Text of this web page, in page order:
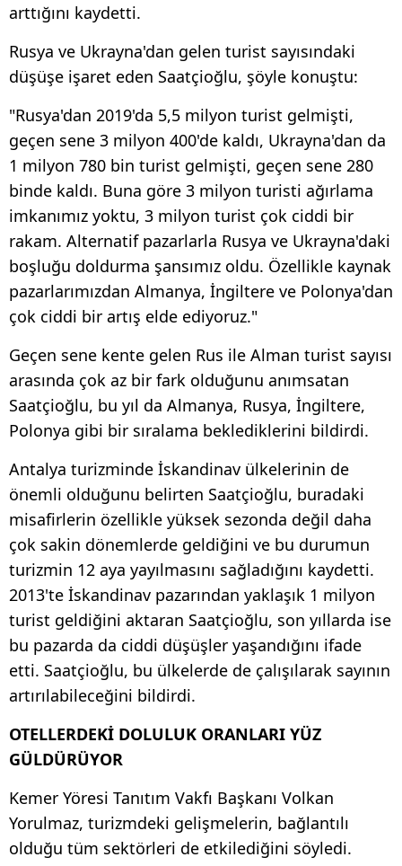
arttığını kaydetti.
Rusya ve Ukrayna'dan gelen turist sayısındaki
düşüşe işaret eden Saatçioğlu, şöyle konuştu:
"Rusya'dan 2019'da 5,5 milyon turist gelmişti,
geçen sene 3 milyon 400'de kaldı, Ukrayna'dan da
1 milyon 780 bin turist gelmişti, geçen sene 280
binde kaldı. Buna göre 3 milyon turisti ağırlama
imkanımız yoktu, 3 milyon turist çok ciddi bir
rakam. Alternatif pazarlarla Rusya ve Ukrayna'daki
boşluğu doldurma şansımız oldu. Özellikle kaynak
pazarlarımızdan Almanya, İngiltere ve Polonya'dan
çok ciddi bir artış elde ediyoruz."
Geçen sene kente gelen Rus ile Alman turist sayısı
arasında çok az bir fark olduğunu anımsatan
Saatçioğlu, bu yıl da Almanya, Rusya, İngiltere,
Polonya gibi bir sıralama beklediklerini bildirdi.
Antalya turizminde İskandinav ülkelerinin de
önemli olduğunu belirten Saatçioğlu, buradaki
misafirlerin özellikle yüksek sezonda değil daha
çok sakin dönemlerde geldiğini ve bu durumun
turizmin 12 aya yayılmasını sağladığını kaydetti.
2013'te İskandinav pazarından yaklaşık 1 milyon
turist geldiğini aktaran Saatçioğlu, son yıllarda ise
bu pazarda da ciddi düşüşler yaşandığını ifade
etti. Saatçioğlu, bu ülkelerde de çalışılarak sayının
artırılabileceğini bildirdi.
OTELLERDEKİ DOLULUK ORANLARI YÜZ
GÜLDÜRÜYOR
Kemer Yöresi Tanıtım Vakfı Başkanı Volkan
Yorulmaz, turizmdeki gelişmelerin, bağlantılı
olduğu tüm sektörleri de etkilediğini söyledi.